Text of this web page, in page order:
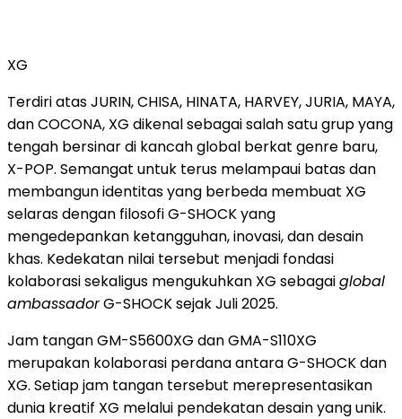
XG
Terdiri atas JURIN, CHISA, HINATA, HARVEY, JURIA, MAYA,
dan COCONA, XG dikenal sebagai salah satu grup yang
tengah bersinar di kancah global berkat genre baru,
X-POP. Semangat untuk terus melampaui batas dan
membangun identitas yang berbeda membuat XG
selaras dengan filosofi G-SHOCK yang
mengedepankan ketangguhan, inovasi, dan desain
khas. Kedekatan nilai tersebut menjadi fondasi
kolaborasi sekaligus mengukuhkan XG sebagaiglobal
ambassadorG-SHOCK sejak Juli 2025.
Jam tangan GM-S5600XG dan GMA-S110XG
merupakan kolaborasi perdana antara G-SHOCK dan
XG. Setiap jam tangan tersebut merepresentasikan
dunia kreatif XG melalui pendekatan desain yang unik.